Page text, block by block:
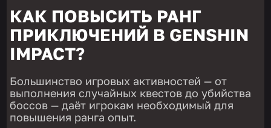
КАК ПОВЫСИТЬ РАНГ
ПРИКЛЮЧЕНИЙ В GENSHIN
IMPACT?
Большинство игровых активностей — от
выполнения случайных квестов до убийства
боссов — даёт игрокам необходимый для
повышения ранга опыт.